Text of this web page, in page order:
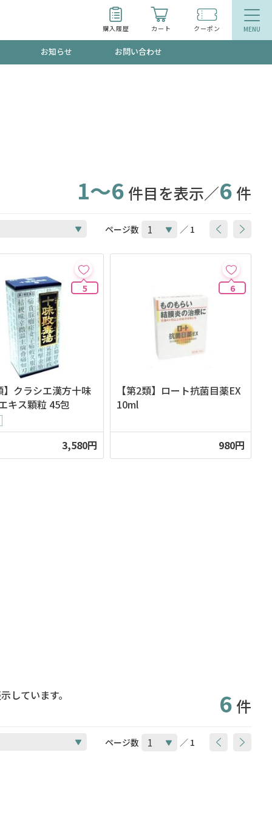
購入履歴 カート クーポン
集！限定クーポンも不定期配信
お知らせ お問い合わせ
1～6 件目を表示／6 件
ページ数 ／ 1
5
】クラシエ漢方十味
キス顆粒 45包
3,580円
6
【第2類】ロート抗菌目薬EX
10ml
980円
しています。 6 件
ページ数 ／ 1